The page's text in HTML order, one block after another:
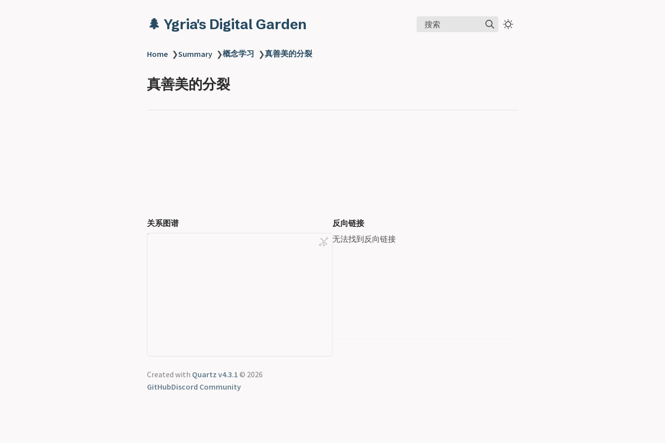
🌲 Ygria's Digital Garden 搜索
Home ❯Summary ❯概念学习 ❯真善美的分裂
真善美的分裂
关系图谱
反向链接
无法找到反向链接
Created with Quartz v4.3.1 © 2026
GitHubDiscord Community